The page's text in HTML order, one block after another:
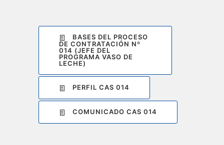
BASES DEL PROCESO
DE CONTRATACIÓN Nº
014 (JEFE DEL
PROGRAMA VASO DE
LECHE)
PERFIL CAS 014
COMUNICADO CAS 014